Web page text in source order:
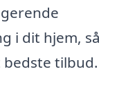
i dit hjem, så
tilbud.